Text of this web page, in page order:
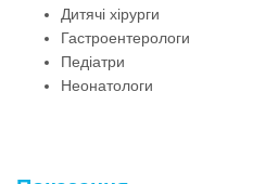
Дитячі хірурги
Гастроентерологи
Педіатри
Неонатологи